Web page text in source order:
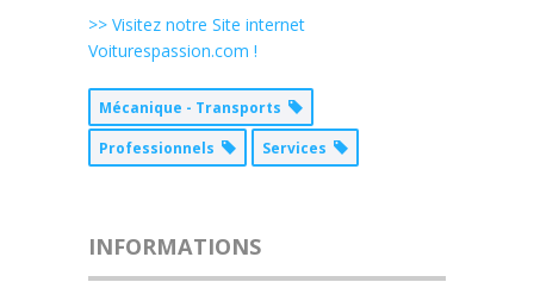
>> Visitez notre Site internet
Voiturespassion.com !
Mécanique - Transports
Professionnels
Services
INFORMATIONS